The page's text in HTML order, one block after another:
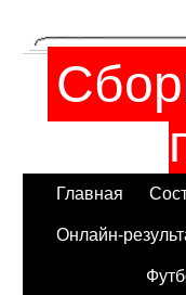
Главная
Онлайн-